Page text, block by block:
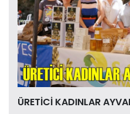
ÜRETİCİ KADINLAR